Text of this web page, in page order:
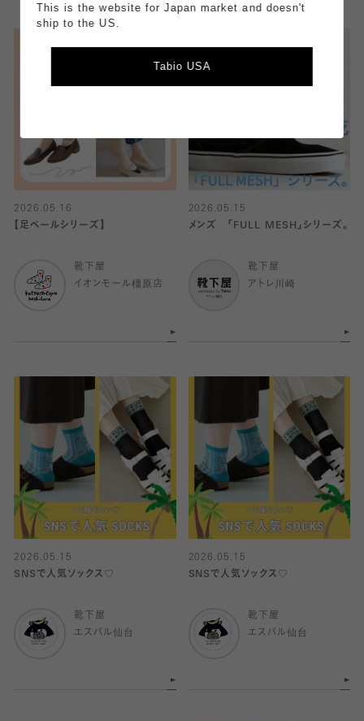
2026.05.16
【足ベールシリーズ】
靴下屋
イオンモール橿原店
2026.05.15
メンズ 「FULL MESH」シリーズ。
靴下屋
アトレ川崎
2026.05.15
SNSで人気ソックス♡
靴下屋
エスパル仙台
2026.05.15
SNSで人気ソックス♡
靴下屋
エスパル仙台
This is the website for Japan market and doesn't
ship to the US.
Tabio USA